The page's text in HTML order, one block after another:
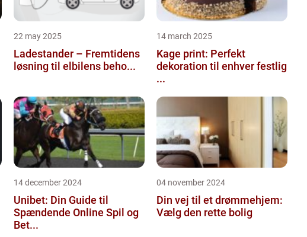
22 may 2025
Ladestander – Fremtidens
løsning til elbilens beho...
14 march 2025
Kage print: Perfekt
dekoration til enhver festlig
...
14 december 2024
Unibet: Din Guide til
Spændende Online Spil og
Bet...
04 november 2024
Din vej til et drømmehjem:
Vælg den rette bolig